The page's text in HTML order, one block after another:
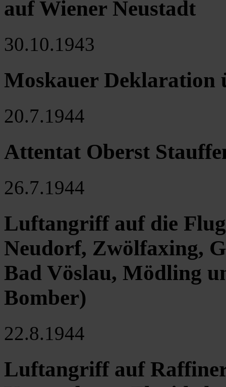
auf Wiener Neustadt
30.10.1943
Moskauer Deklaration
20.7.1944
Attentat Oberst
26.7.1944
Luftangriff auf die
Neudorf, Zwölfaxing,
Bad Vöslau, Mödling
Bomber)
22.8.1944
Luftangriff auf